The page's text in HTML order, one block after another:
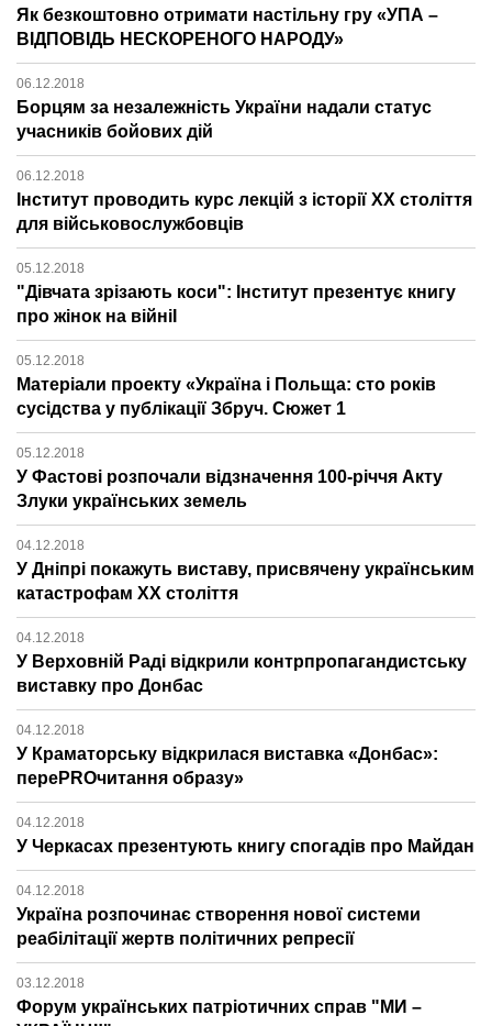
Як безкоштовно отримати настільну гру «УПА –
ВІДПОВІДЬ НЕСКОРЕНОГО НАРОДУ»
06.12.2018
Борцям за незалежність України надали статус
учасників бойових дій
06.12.2018
Інститут проводить курс лекцій з історії ХХ століття
для військовослужбовців
05.12.2018
"Дівчата зрізають коси": Інститут презентує книгу
про жінок на війніІ
05.12.2018
Матеріали проекту «Україна і Польща: сто років
сусідства у публікації Збруч. Сюжет 1
05.12.2018
У Фастові розпочали відзначення 100-річчя Акту
Злуки українських земель
04.12.2018
У Дніпрі покажуть виставу, присвячену українським
катастрофам ХХ століття
04.12.2018
У Верховній Раді відкрили контрпропагандистську
виставку про Донбас
04.12.2018
У Краматорську відкрилася виставка «Донбас»:
переPROчитання образу»
04.12.2018
У Черкасах презентують книгу спогадів про Майдан
04.12.2018
Україна розпочинає створення нової системи
реабілітації жертв політичних репресії
03.12.2018
Форум українських патріотичних справ "МИ –